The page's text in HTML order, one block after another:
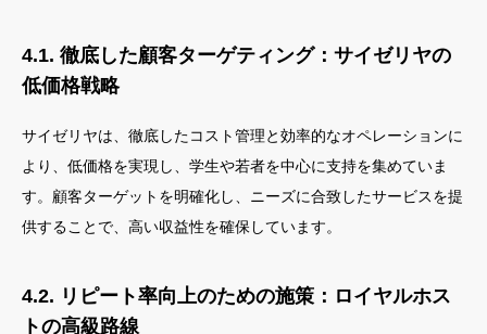
4.1. 徹底した顧客ターゲティング：サイゼリヤの
低価格戦略
サイゼリヤは、徹底したコスト管理と効率的なオペレーションに
より、低価格を実現し、学生や若者を中心に支持を集めていま
す。顧客ターゲットを明確化し、ニーズに合致したサービスを提
供することで、高い収益性を確保しています。
4.2. リピート率向上のための施策：ロイヤルホス
トの高級路線